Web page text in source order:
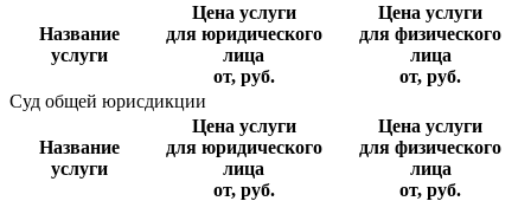
Название
услуги
Цена услуги
для юридического
лица
от, руб.
Цена услуги
для физического
лица
от, руб.
Суд общей юрисдикции
Название
услуги
Цена услуги
для юридического
лица
от, руб.
Цена услуги
для физического
лица
от, руб.